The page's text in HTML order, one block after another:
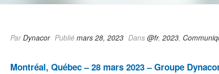
ParDynacor Publié mars 28, 2023 Dans @fr, 2023,
Montréal, Québec – 28 mars 2023 – Groupe